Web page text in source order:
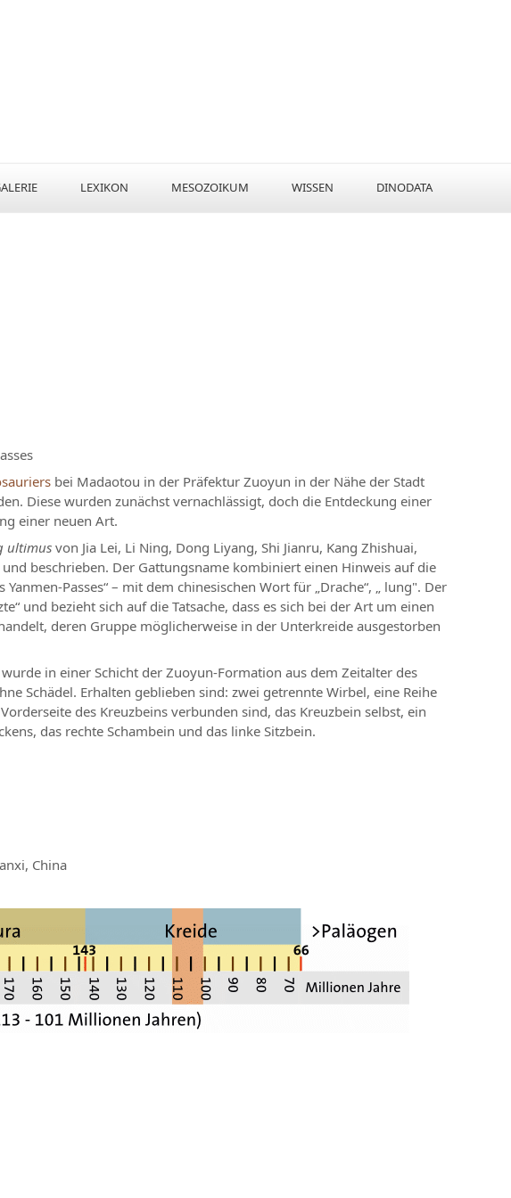
LEXIKON MESOZOIKUM WISSEN DINODATA
bei Madaotou in der Präfektur Zuoyun in der Nähe der Stadt
Diese wurden zunächst vernachlässigt, doch die Entdeckung einer
einer neuen Art.
ultimus von Jia Lei, Li Ning, Dong Liyang, Shi Jianru, Kang Zhishuai,
beschrieben. Der Gattungsname kombiniert einen Hinweis auf die
Passes“ – mit dem chinesischen Wort für „Drache“, „ lung". Der
und bezieht sich auf die Tatsache, dass es sich bei der Art um einen
deren Gruppe möglicherweise in der Unterkreide ausgestorben
in einer Schicht der Zuoyun-Formation aus dem Zeitalter des
Schädel. Erhalten geblieben sind: zwei getrennte Wirbel, eine Reihe
des Kreuzbeins verbunden sind, das Kreuzbein selbst, ein
das rechte Schambein und das linke Sitzbein.
China